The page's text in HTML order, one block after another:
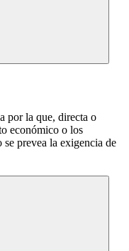
por la que, directa o
económico o los
prevea la exigencia de